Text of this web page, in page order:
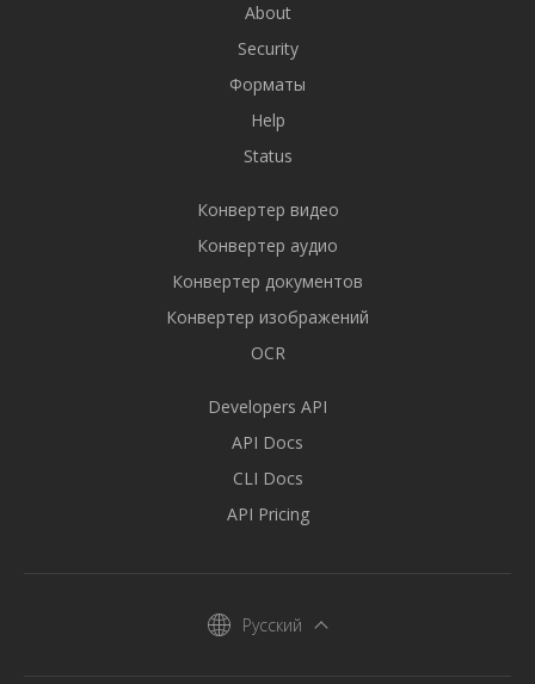
About
Security
Форматы
Help
Status
Конвертер видео
Конвертер аудио
Конвертер документов
Конвертер изображений
OCR
Developers API
API Docs
CLI Docs
API Pricing
Русский